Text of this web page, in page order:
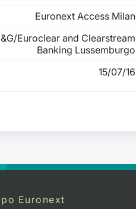
Euronext Access Milan
Euroclear and Clearstream
Banking Lussemburgo
15/07/16
Euronext